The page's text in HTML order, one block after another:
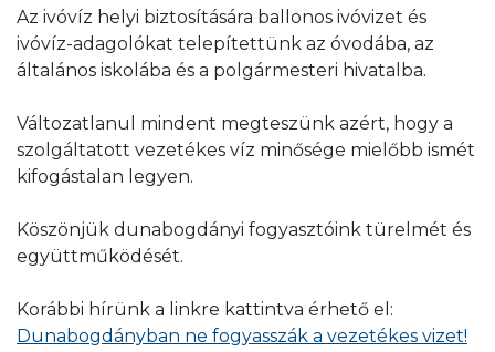
Az ivóvíz helyi biztosítására ballonos ivóvizet és
ivóvíz-adagolókat telepítettünk az óvodába, az
általános iskolába és a polgármesteri hivatalba.
Változatlanul mindent megteszünk azért, hogy a
szolgáltatott vezetékes víz minősége mielőbb ismét
kifogástalan legyen.
Köszönjük dunabogdányi fogyasztóink türelmét és
együttműködését.
Korábbi hírünk a linkre kattintva érhető el:
Dunabogdányban ne fogyasszák a vezetékes vizet!